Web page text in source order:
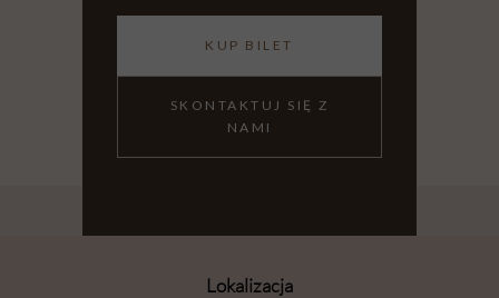
KUP BILET
SKONTAKTUJ SIĘ Z
NAMI
Lokalizacja